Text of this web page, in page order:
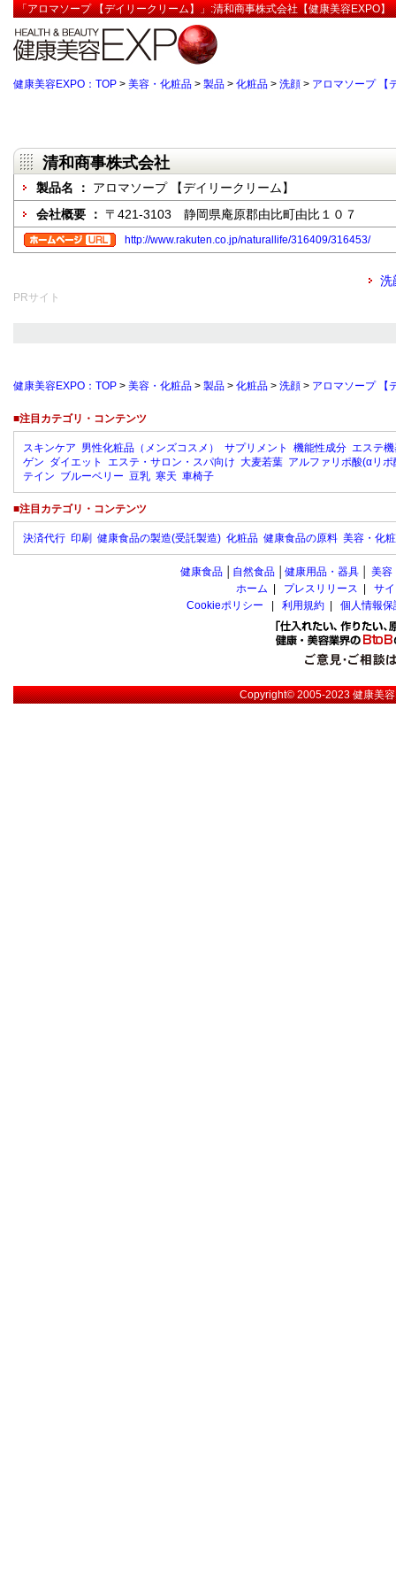
「アロマソープ 【デイリークリーム】」:清和商事株式会社【健康美容EXPO】
健康美容EXPO：TOP > 美容・化粧品 > 製品 > 化粧品 > 洗顔 > アロマソープ 【
清和商事株式会社
製品名 ： アロマソープ 【デイリークリーム】
会社概要 ： 〒421-3103 静岡県庵原郡由比町由比１０７
http://www.rakuten.co.jp/naturallife/316409/316453/
洗
PRサイト
健康美容EXPO：TOP > 美容・化粧品 > 製品 > 化粧品 > 洗顔 > アロマソープ 【
■注目カテゴリ・コンテンツ
スキンケア 男性化粧品（メンズコスメ） サプリメント 機能性成分 エステ
ゲン ダイエット エステ・サロン・スパ向け 大麦若葉 アルファリポ酸(αリポ
テイン ブルーベリー 豆乳 寒天 車椅子
■注目カテゴリ・コンテンツ
決済代行 印刷 健康食品の製造(受託製造) 化粧品 健康食品の原料 美容・化
健康食品 自然食品 健康用品・器具 美容
ホーム
プレスリリース
サ
Cookieポリシー
利用規約 個人情報
Copyright© 2005-2023健康美